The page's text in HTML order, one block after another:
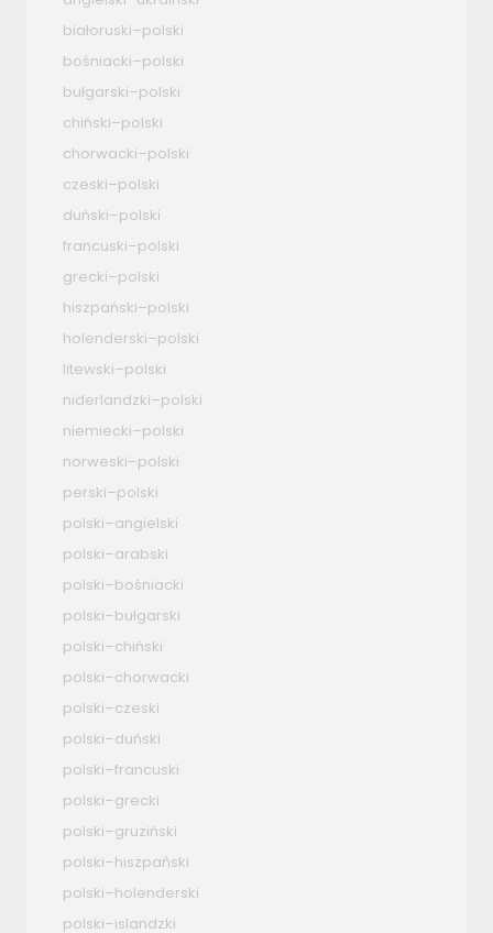
białoruski–polski
bośniacki–polski
bułgarski–polski
chiński–polski
chorwacki–polski
czeski–polski
duński–polski
francuski–polski
grecki–polski
hiszpański–polski
holenderski–polski
litewski–polski
niderlandzki–polski
niemiecki–polski
norweski–polski
perski–polski
polski–angielski
polski–arabski
polski–bośniacki
polski–bułgarski
polski–chiński
polski–chorwacki
polski–czeski
polski–duński
polski–francuski
polski–grecki
polski–gruziński
polski–hiszpański
polski–holenderski
polski–islandzki